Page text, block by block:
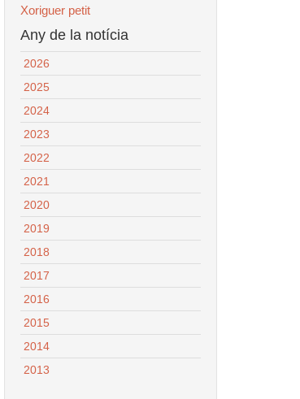
Xoriguer petit
Any de la notícia
2026
2025
2024
2023
2022
2021
2020
2019
2018
2017
2016
2015
2014
2013